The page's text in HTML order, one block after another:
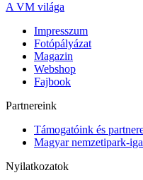
A VM világa
Impresszum
Fotópályázat
Magazin
Webshop
Fajbook
Partnereink
Támogatóink és
Magyar nemzetipark-
Nyilatkozatok